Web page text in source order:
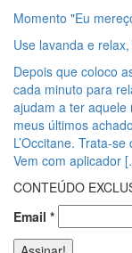
Momento "Eu
Use lavanda e
Depois que coloco
cada minuto para
ajudam a ter aquele
meus últimos
L’Occitane. Trata-
Vem com aplicador
CONTEÚDO
Email *